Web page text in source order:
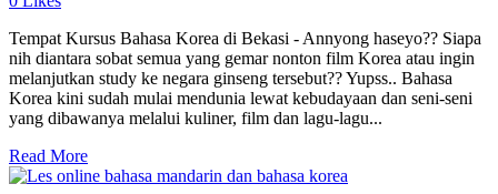
Tempat Kursus Bahasa Korea di Bekasi - Annyong haseyo?? Siapa
nih diantara sobat semua yang gemar nonton film Korea atau ingin
melanjutkan study ke negara ginseng tersebut?? Yupss.. Bahasa
Korea kini sudah mulai mendunia lewat kebudayaan dan seni-seni
yang dibawanya melalui kuliner, film dan lagu-lagu...
Read More